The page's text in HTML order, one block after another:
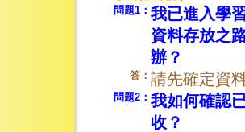
問題1： 我已進入學
資料存放之
辦？
答： 請先確定資
問題2： 我如何確認
收？